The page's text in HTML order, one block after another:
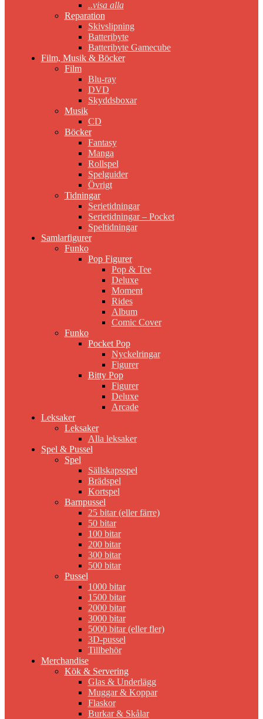
..visa alla
Reparation
Skivslipning
Batteribyte
Batteribyte Gamecube
Film, Musik & Böcker
Film
Blu-ray
DVD
Skyddsboxar
Musik
CD
Böcker
Fantasy
Manga
Rollspel
Spelguider
Övrigt
Tidningar
Serietidningar
Serietidningar – Pocket
Speltidningar
Samlarfigurer
Funko
Pop Figurer
Pop & Tee
Deluxe
Moment
Rides
Album
Comic Cover
Funko
Pocket Pop
Nyckelringar
Figurer
Bitty Pop
Figurer
Deluxe
Arcade
Leksaker
Leksaker
Alla leksaker
Spel & Pussel
Spel
Sällskapsspel
Brädspel
Kortspel
Barnpussel
25 bitar (eller färre)
50 bitar
100 bitar
200 bitar
300 bitar
500 bitar
Pussel
1000 bitar
1500 bitar
2000 bitar
3000 bitar
5000 bitar (eller fler)
3D-pussel
Tillbehör
Merchandise
Kök & Servering
Glas & Underlägg
Muggar & Koppar
Flaskor
Burkar & Skålar